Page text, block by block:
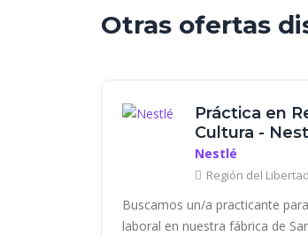
Otras ofertas
Práctica en
Cultura -
Nestlé
Región del
Buscamos un/a practicante
laboral en nuestra fábrica de